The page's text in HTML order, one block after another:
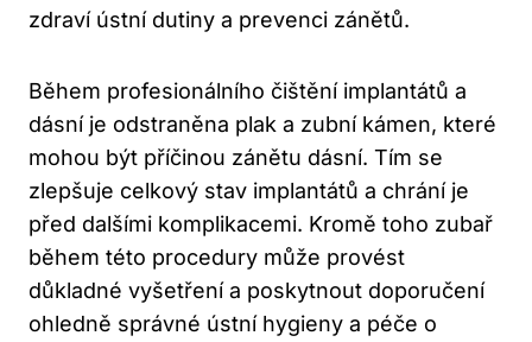
zdraví ústní dutiny a prevenci zánětů.
Během profesionálního čištění implantátů a
dásní je odstraněna plak a zubní kámen, které
mohou být příčinou zánětu dásní. Tím se
zlepšuje celkový stav implantátů a chrání je
před dalšími komplikacemi. Kromě toho zubař
během této procedury může provést
důkladné vyšetření a poskytnout doporučení
ohledně správné ústní hygieny a péče o